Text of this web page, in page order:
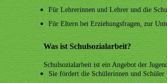
Für Lehrerinnen und Lehrer und die
Für Eltern bei Erziehungsfragen, zur
Was ist Schulsozialarbeit?
Schulsozialarbeit ist ein Angebot der
Sie fördert die Schülerinnen und